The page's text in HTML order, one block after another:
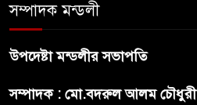
সম্পাদক মন্ডলী
উপদেষ্টা মন্ডলীর সভাপতি
সম্পাদক : মো.বদরুল আলম চৌধুরী